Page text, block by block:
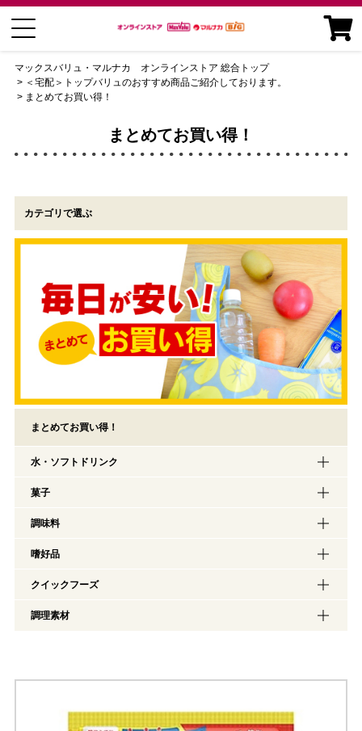
マックスバリュ・マルナカ オンラインストア 総合トップ
＜宅配＞トップバリュのおすすめ商品ご紹介しております。
まとめてお買い得！
まとめてお買い得！
カテゴリで選ぶ
まとめてお買い得！
水・ソフトドリンク
菓子
調味料
嗜好品
クイックフーズ
調理素材